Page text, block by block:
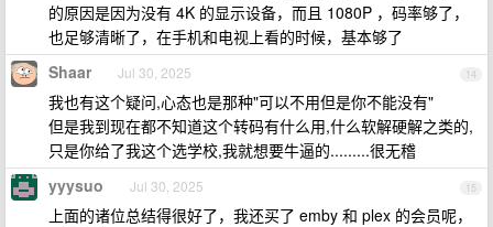
的原因是因为没有 4K 的显示设备，而且 1080P ，码率够了，
也足够清晰了，在手机和电视上看的时候，基本够了
14
Shaar Jul 30, 2025
我也有这个疑问,心态也是那种"可以不用但是你不能没有"
但是我到现在都不知道这个转码有什么用,什么软解硬解之类的,
只是你给了我这个选学校,我就想要牛逼的.........很无稽
15
yyysuo Jul 30, 2025
上面的诸位总结得很好了，我还买了 emby 和 plex 的会员呢，